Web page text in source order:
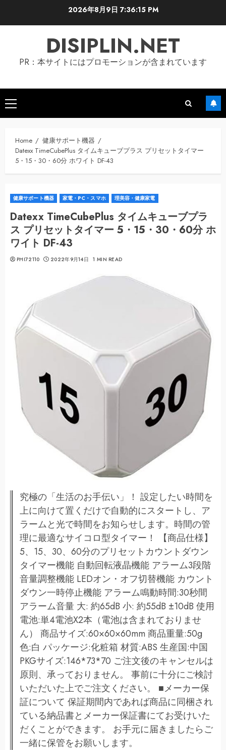
2026年8月9日 7:36:15 PM
DISIPLIN.NET
PR：本サイトにはプロモーションが含まれています
Primary
Menu
Home
健康サポート機器
Datexx TimeCubePlus タイムキューブプラス プリセットタイマー
5・15・30・60分 ホワイト DF-43
健康サポート機器 家電・PC・スマホ 理美容・健康家電
Datexx TimeCubePlus タイムキューブプラ
ス プリセットタイマー 5・15・30・60分 ホ
ワイト DF-43
PHI72110 2022年9月14日 1 MIN READ
究極の「生活のお手伝い」！ 設定したい時間を
上に向けて置くだけで自動的にスタートし、ア
ラームと光で時間をお知らせします。時間の管
理に最適なサイコロ型タイマー！ 【商品仕様】
5、15、30、60分のプリセットカウントダウン
タイマー機能 自動回転液晶機能 アラーム3段階
音量調整機能 LEDオン・オフ切替機能 カウント
ダウン一時停止機能 アラーム鳴動時間:30秒間
アラーム音量 大: 約65dB 小: 約55dB ±10dB 使用
電池:単4電池X2本（電池は含まれておりませ
ん） 商品サイズ:60×60×60mm 商品重量:50g
色:白 パッケージ:化粧箱 材質:ABS 生産国:中国
PKGサイズ:146*73*70 ご注文後のキャンセルは
原則、承っておりません。 事前に十分にご検討
いただいた上でご注文ください。 ■メーカー保
証について 保証期間内であれば商品に同梱され
ている納品書とメーカー保証書にてお受けいた
だくことができます。 お手元に届きましたらご
一緒に保管をお願いします。